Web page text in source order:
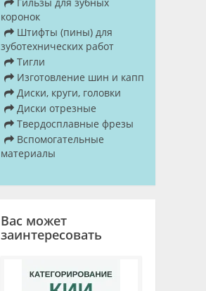
коронок
Штифты (пины) для
зуботехнических работ
Тигли
Изготовление шин и капп
Диски, круги, головки
Диски отрезные
Твердосплавные фрезы
Вспомогательные
материалы
Вас может
заинтересовать